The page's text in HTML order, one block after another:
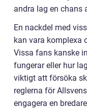
andra lag en chans
En nackdel med
kan vara komplexa
Vissa fans kanske
fungerar eller hur
viktigt att försöka
reglerna för
engagera en